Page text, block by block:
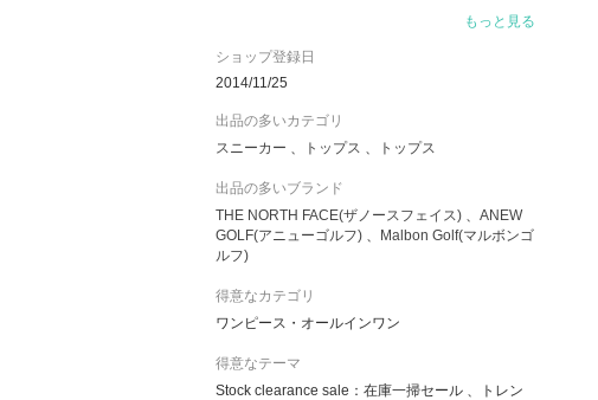
もっと見る
ショップ登録日
2014/11/25
出品の多いカテゴリ
スニーカー
トップス トップス
出品の多いブランド
THE NORTH FACE(ザノースフェイス)
ANEW
GOLF(アニューゴルフ)
Malbon Golf(マルボンゴ
ルフ)
得意なカテゴリ
ワンピース・オールインワン
得意なテーマ
Stock clearance sale：在庫一掃セール 、トレン